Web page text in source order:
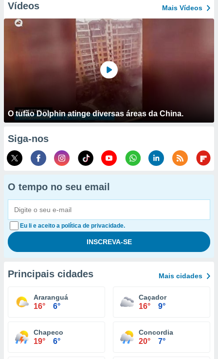
Vídeos Mais Vídeos
O tufão Dolphin atinge diversas áreas da China.
Siga-nos
O tempo no seu email
Eu li e aceito a política de privacidade.
Principais cidades Mais cidades
Araranguá
16° 6°
Caçador
16° 9°
Chapeco
19° 6°
Concordia
20° 7°